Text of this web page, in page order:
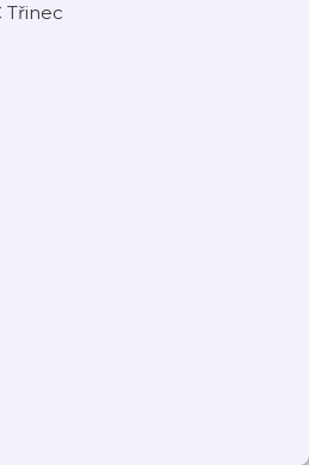
Třinec